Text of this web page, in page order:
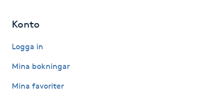
Hårborttagning
Konto
Logga in
Mina bokningar
Mina favoriter